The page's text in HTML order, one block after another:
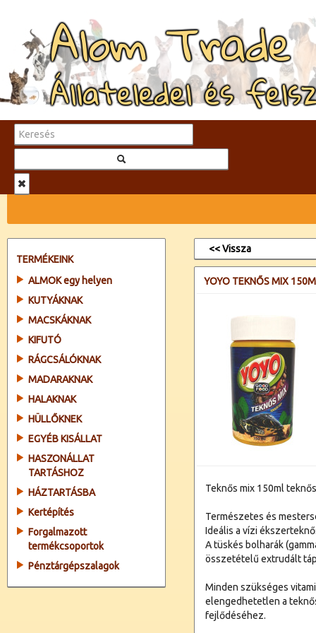
Alom Trade
Állateledel és
TERMÉKEINK
ALMOK egy helyen
KUTYÁKNAK
MACSKÁKNAK
KIFUTÓ
RÁGCSÁLÓKNAK
MADARAKNAK
HALAKNAK
HÜLLŐKNEK
EGYÉB KISÁLLAT
HASZONÁLLAT
TARTÁSHOZ
HÁZTARTÁSBA
Kertépítés
Forgalmazott
termékcsoportok
Pénztárgépszalagok
<< Vissza
YOYO TEKNŐS MIX
Teknős mix 150ml
Természetes és
Ideális a vízi
A tüskés bolharák
összetételű extrudált
Minden szükséges
elengedhetetlen a
fejlődéséhez.